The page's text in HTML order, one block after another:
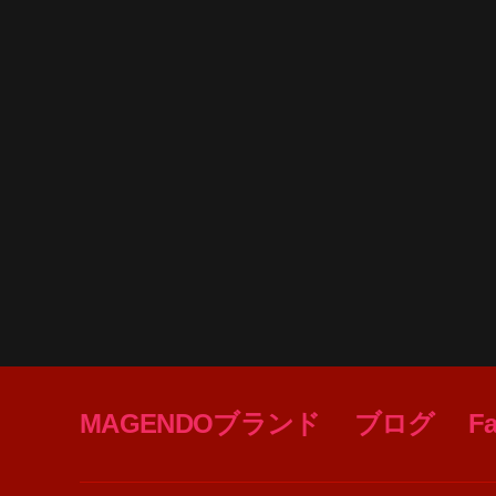
MAGENDOブランド ブログ